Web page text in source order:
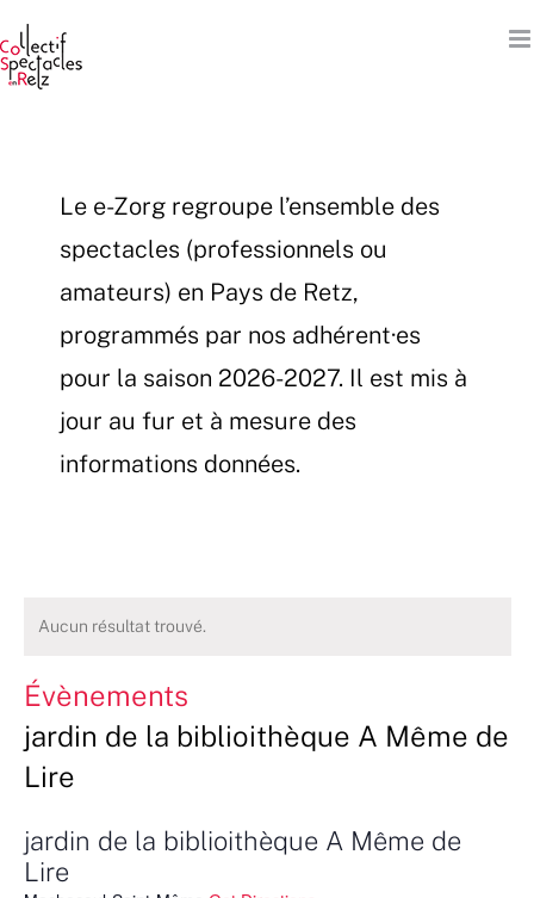
au
contenu
Le e-Zorg regroupe l’ensemble des
spectacles (professionnels ou
amateurs) en Pays de Retz,
programmés par nos adhérent·es
pour la saison 2026-2027. Il est mis à
jour au fur et à mesure des
informations données.
Aucun résultat trouvé.
Évènements
jardin de la biblioithèque A Même de
Lire
jardin de la biblioithèque A Même de
Lire